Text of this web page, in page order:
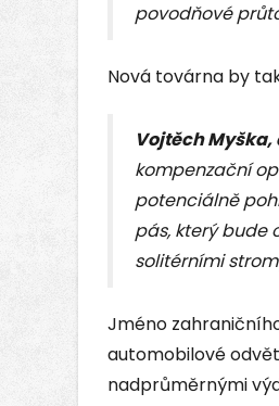
povodňové
Nová továrna by
Vojtěch
kompenzační
potenciálně
pás, který bude
solitérními
Jméno
automobilové
nadprůměrnými